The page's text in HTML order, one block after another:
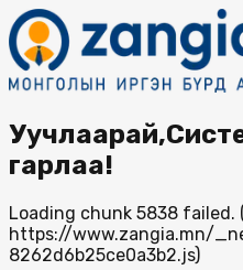
гарлаа!
Loading chunk 5838 failed.
https://www.zangia.mn/
8262d6b25ce0a3b2.js)